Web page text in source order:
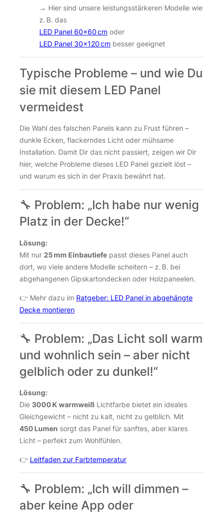
→ Hier sind unsere leistungsstärkeren Modelle wie
z. B. das
LED Panel 60×60 cm oder
LED Panel 30×120 cm besser geeignet
Typische Probleme – und wie Du
sie mit diesem LED Panel
vermeidest
Die Wahl des falschen Panels kann zu Frust führen –
dunkle Ecken, flackerndes Licht oder mühsame
Installation. Damit Dir das nicht passiert, zeigen wir Dir
hier, welche Probleme dieses LED Panel gezielt löst –
und warum es sich in der Praxis bewährt hat.
🔧 Problem: „Ich habe nur wenig
Platz in der Decke!“
Lösung:
Mit nur 25 mm Einbautiefe passt dieses Panel auch
dort, wo viele andere Modelle scheitern – z. B. bei
abgehangenen Gipskartondecken oder Holzpaneelen.
👉 Mehr dazu im Ratgeber: LED Panel in abgehängte
Decke montieren
🔧 Problem: „Das Licht soll warm
und wohnlich sein – aber nicht
gelblich oder zu dunkel!“
Lösung:
Die 3000 K warmweiß Lichtfarbe bietet ein ideales
Gleichgewicht – nicht zu kalt, nicht zu gelblich. Mit
450 Lumen sorgt das Panel für sanftes, aber klares
Licht – perfekt zum Wohlfühlen.
👉 Leitfaden zur Farbtemperatur
🔧 Problem: „Ich will dimmen –
aber keine App oder